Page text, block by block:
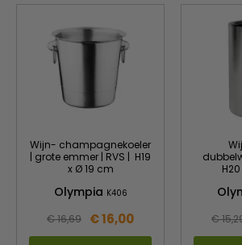
Sproeiers vergen nauwelijks
Makkelijk verwijderbaar filter voor
reiniging van de condensor
In gebieden met extreem hard water
ijsblokjesmachines met
peddelsysteem
iedere 3 maand de condensor te
Wijn- champagnekoeler
| grote emmer | RVS | H19
x Ø 19 cm
Olympia K406
€ 16,69 € 16,00 €